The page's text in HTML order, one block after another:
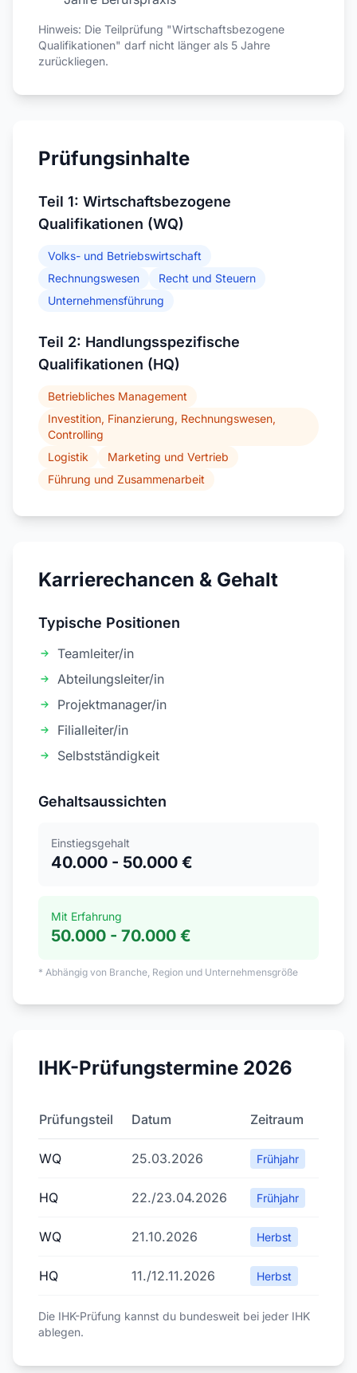
Hinweis: Die Teilprüfung "Wirtschaftsbezogene
Qualifikationen" darf nicht länger als 5 Jahre
zurückliegen.
Prüfungsinhalte
Teil 1: Wirtschaftsbezogene
Qualifikationen (WQ)
Volks- und Betriebswirtschaft
Rechnungswesen
Recht und Steuern
Unternehmensführung
Teil 2: Handlungsspezifische
Qualifikationen (HQ)
Betriebliches Management
Investition, Finanzierung, Rechnungswesen,
Controlling
Logistik
Marketing und Vertrieb
Führung und Zusammenarbeit
Karrierechancen & Gehalt
Typische Positionen
Teamleiter/in
Abteilungsleiter/in
Projektmanager/in
Filialleiter/in
Selbstständigkeit
Gehaltsaussichten
Einstiegsgehalt
40.000 - 50.000 €
Mit Erfahrung
50.000 - 70.000 €
* Abhängig von Branche, Region und Unternehmensgröße
IHK-Prüfungstermine 2026
Prüfungsteil Datum Zeitraum
WQ 25.03.2026 Frühjahr
HQ 22./23.04.2026 Frühjahr
WQ 21.10.2026 Herbst
HQ 11./12.11.2026 Herbst
Die IHK-Prüfung kannst du bundesweit bei jeder IHK
ablegen.